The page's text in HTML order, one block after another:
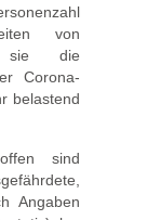
von
sie die
Corona-
belastend
sind
Angaben